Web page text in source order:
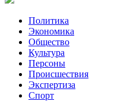
Политика
Экономика
Общество
Культура
Персоны
Происшествия
Экспертиза
Спорт